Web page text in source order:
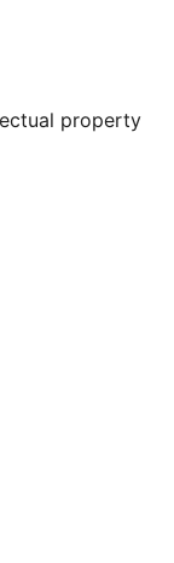
property